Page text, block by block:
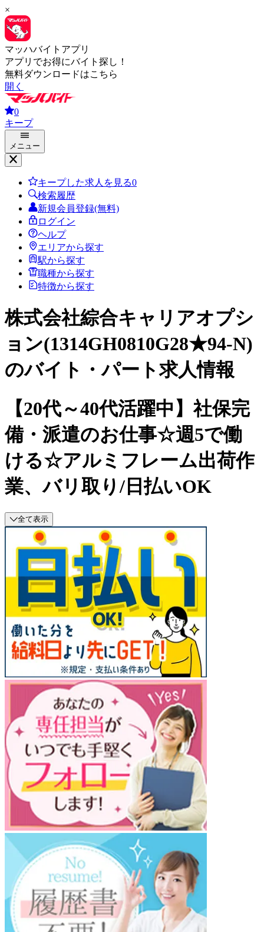
×
マッハバイトアプリ
アプリでお得にバイト探し！
無料ダウンロードはこちら
開く
0
キープ
メニュー
キープした求人を見る0
検索履歴
新規会員登録(無料)
ログイン
ヘルプ
エリアから探す
駅から探す
職種から探す
特徴から探す
株式会社綜合キャリアオプシ
ョン(1314GH0810G28★94-N)
のバイト・パート求人情報
【20代～40代活躍中】社保完
備・派遣のお仕事☆週5で働
ける☆アルミフレーム出荷作
業、バリ取り/日払いOK
全て表示